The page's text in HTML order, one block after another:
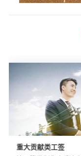
重大贡献类工签